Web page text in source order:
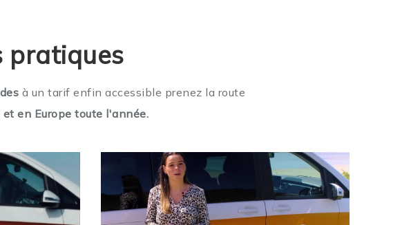
pratiques
à un tarif enfin accessible prenez la route
et en Europe toute l'année.